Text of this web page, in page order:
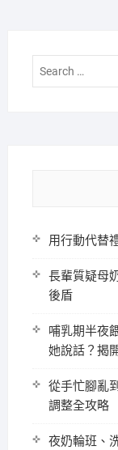
用行動代替
長輩質疑母
後盾
哺乳期半夜
她說話？揭
從手忙腳亂
調整全攻略
夜奶輪班、